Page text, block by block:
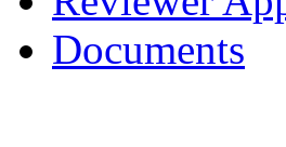
Documents